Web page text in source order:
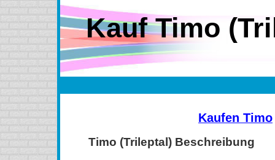
Kauf Timo
Kaufen Timo
Timo (Trileptal) Beschreibung